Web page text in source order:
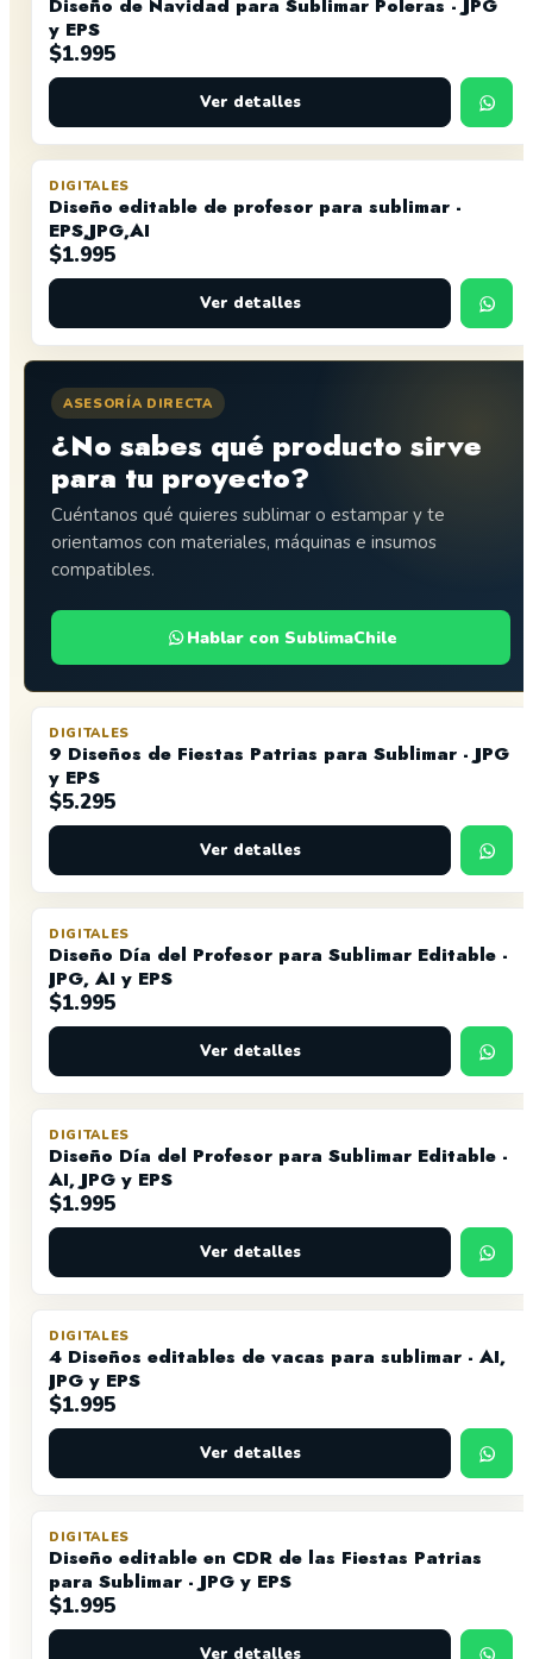
Diseño de Navidad para Sublimar Poleras - JPG
y EPS
$1.995
Ver detalles
DIGITALES
Diseño editable de profesor para sublimar -
EPS,JPG,AI
$1.995
Ver detalles
ASESORÍA DIRECTA
¿No sabes qué producto sirve
para tu proyecto?
Cuéntanos qué quieres sublimar o estampar y te
orientamos con materiales, máquinas e insumos
compatibles.
Hablar con SublimaChile
DIGITALES
9 Diseños de Fiestas Patrias para Sublimar - JPG
y EPS
$5.295
Ver detalles
DIGITALES
Diseño Día del Profesor para Sublimar Editable -
JPG, AI y EPS
$1.995
Ver detalles
DIGITALES
Diseño Día del Profesor para Sublimar Editable -
AI, JPG y EPS
$1.995
Ver detalles
DIGITALES
4 Diseños editables de vacas para sublimar - AI,
JPG y EPS
$1.995
Ver detalles
DIGITALES
Diseño editable en CDR de las Fiestas Patrias
para Sublimar - JPG y EPS
$1.995
Ver detalles